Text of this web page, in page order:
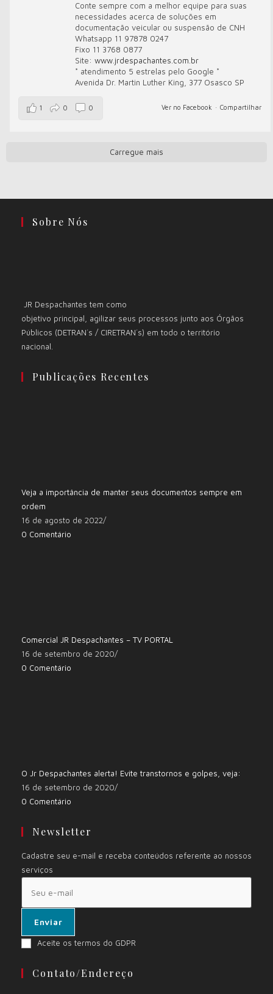
Conte sempre com a melhor equipe para suas
necessidades acerca de soluções em
documentação veicular ou suspensão de CNH
Whatsapp 11 97878 0247
Fixo 11 3768 0877
Site: www.jrdespachantes.com.br
* atendimento 5 estrelas pelo Google *
Avenida Dr. Martin Luther King, 377 Osasco SP
Ver no Facebook · Compartilhar
1 0 0
Carregue mais
Sobre Nós
JR Despachantes tem como
objetivo principal, agilizar seus processos junto aos Órgãos
Públicos (DETRAN´s / CIRETRAN´s) em todo o território
nacional.
Publicações Recentes
Veja a importância de manter seus documentos sempre em
ordem
16 de agosto de 2022/
0 Comentário
Comercial JR Despachantes – TV PORTAL
16 de setembro de 2020/
0 Comentário
O Jr Despachantes alerta! Evite transtornos e golpes, veja:
16 de setembro de 2020/
0 Comentário
Newsletter
Cadastre seu e-mail e receba conteúdos referente ao nossos
serviços
Enviar
Aceite os termos do GDPR
Contato/Endereço